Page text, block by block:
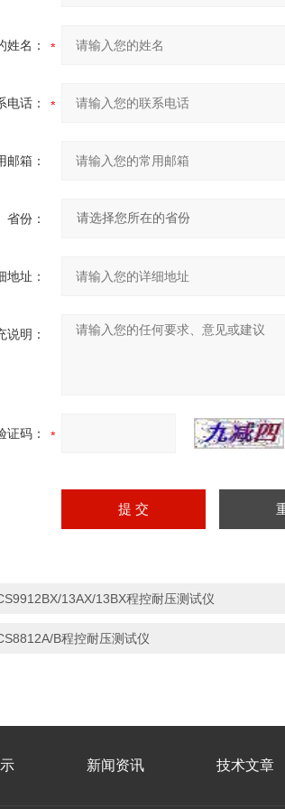
姓名：
电话：
邮箱：
省份：
地址：
说明：
证码：
13AX/13BX程控耐压测试仪
B程控耐压测试仪
新闻资讯 技术文章